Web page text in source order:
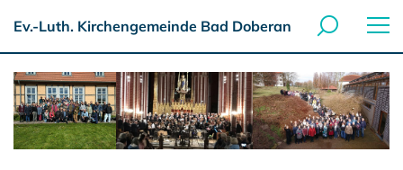
Ev.-Luth. Kirchengemeinde Bad Doberan